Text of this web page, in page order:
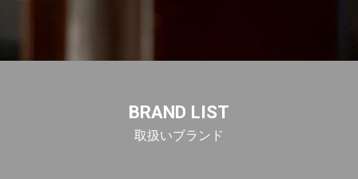
BRAND LIST
取扱いブランド